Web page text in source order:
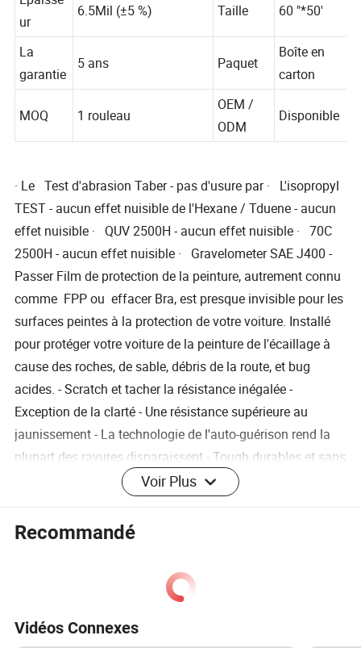
Épaisse
ur
La
garantie
Boîte en
carton
OEM /
ODM
· Le Test d'abrasion Taber - pas d'usure par · L'isopropyl
TEST - aucun effet nuisible de l'Hexane / Tduene - aucun
effet nuisible · QUV 2500H - aucun effet nuisible · 70C
2500H - aucun effet nuisible · Gravelometer SAE J400 -
Passer Film de protection de la peinture, autrement connu
comme FPP ou effacer Bra, est presque invisible pour les
surfaces peintes à la protection de votre voiture. Installé
pour protéger votre voiture de la peinture de l'écaillage à
cause des roches, de sable, débris de la route, et bug
acides. - Scratch et tacher la résistance inégalée -
Exception de la clarté - Une résistance supérieure au
jaunissement - La technologie de l'auto-guérison rend la
plupart des rayures disparaissent - Tough durables et sans
entretien, Fonctionnalités Anti-salissures La collusion de
la résistance Haute brillance longue durée Auto-
guérison(chaleur) Non-jaunissement Résistance de
La résistance des pluies acides UV Proof Anti-rayures
FAQ Q : Quelle est votre plan de l'emballage ? A : rouler le
transparent,enfin le mettre dans le carton sans logo. Q :
Voir Plus
Recommandé
Vidéos Connexes